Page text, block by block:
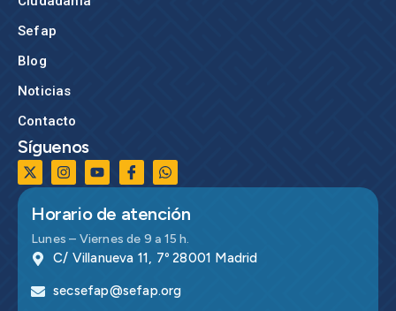
Sefap
Blog
Noticias
Contacto
Síguenos
Horario de atención
Lunes – Viernes de 9 a 15 h.
C/ Villanueva 11, 7º 28001 Madrid
secsefap@sefap.org